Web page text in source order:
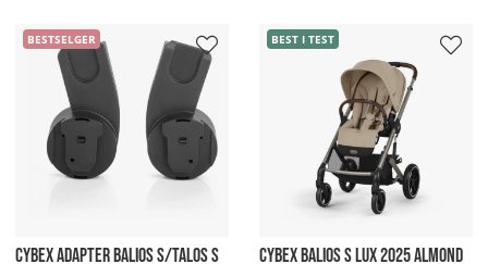
BESTSELGER
CYBEX ADAPTER BALIOS S/TALOS S
BEST I TEST
CYBEX BALIOS S LUX 2025 ALMOND